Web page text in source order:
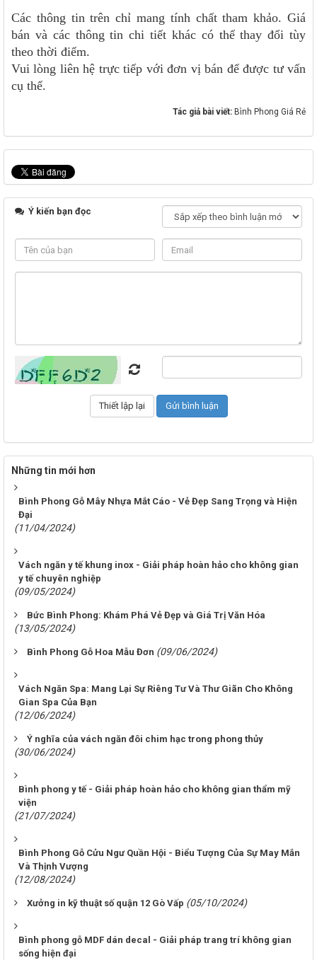
Các thông tin trên chỉ mang tính chất tham khảo. Giá
bán và các thông tin chi tiết khác có thể thay đổi tùy
theo thời điểm.
Vui lòng liên hệ trực tiếp với đơn vị bán để được tư vấn
cụ thể.
Tác giả bài viết: Bình Phong Giá Rẻ
Ý kiến bạn đọc
Những tin mới hơn
Bình Phong Gỗ Mây Nhựa Mắt Cáo - Vẻ Đẹp Sang Trọng và Hiện
Đại
(11/04/2024)
Vách ngăn y tế khung inox - Giải pháp hoàn hảo cho không gian
y tế chuyên nghiệp
(09/05/2024)
Bức Bình Phong: Khám Phá Vẻ Đẹp và Giá Trị Văn Hóa
(13/05/2024)
Bình Phong Gỗ Hoa Mẫu Đơn (09/06/2024)
Vách Ngăn Spa: Mang Lại Sự Riêng Tư Và Thư Giãn Cho Không
Gian Spa Của Bạn
(12/06/2024)
Ý nghĩa của vách ngăn đôi chim hạc trong phong thủy
(30/06/2024)
Bình phong y tế - Giải pháp hoàn hảo cho không gian thẩm mỹ
viện
(21/07/2024)
Bình Phong Gỗ Cửu Ngư Quần Hội - Biểu Tượng Của Sự May Mắn
Và Thịnh Vượng
(12/08/2024)
Xưởng in kỹ thuật số quận 12 Gò Vấp (05/10/2024)
Bình phong gỗ MDF dán decal - Giải pháp trang trí không gian
sống hiện đại